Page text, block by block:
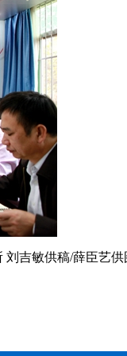
刘吉敏供稿/薛臣艺